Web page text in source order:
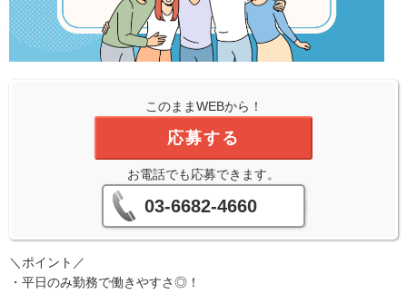
このままWEBから！
応募する
お電話でも応募できます。
03-6682-4660
＼ポイント／
・平日のみ勤務で働きやすさ◎！